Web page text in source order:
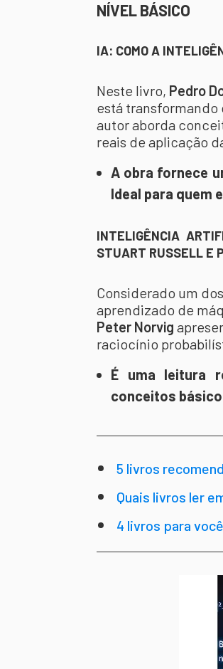
NÍVEL BÁSICO
IA: COMO A
Neste livro, Pedro
está transformando
autor aborda
reais de aplicação
A obra fornece
Ideal para quem
INTELIGÊNCIA
STUART RUSSELL E
Considerado um
aprendizado de
Peter Norvig
raciocínio
É uma leitura
conceitos
5 livros
Quais livros ler
4 livros para